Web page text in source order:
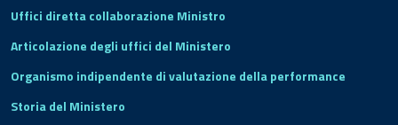
Uffici diretta collaborazione Ministro
Articolazione degli uffici del Ministero
Organismo indipendente di valutazione della performance
Storia del Ministero